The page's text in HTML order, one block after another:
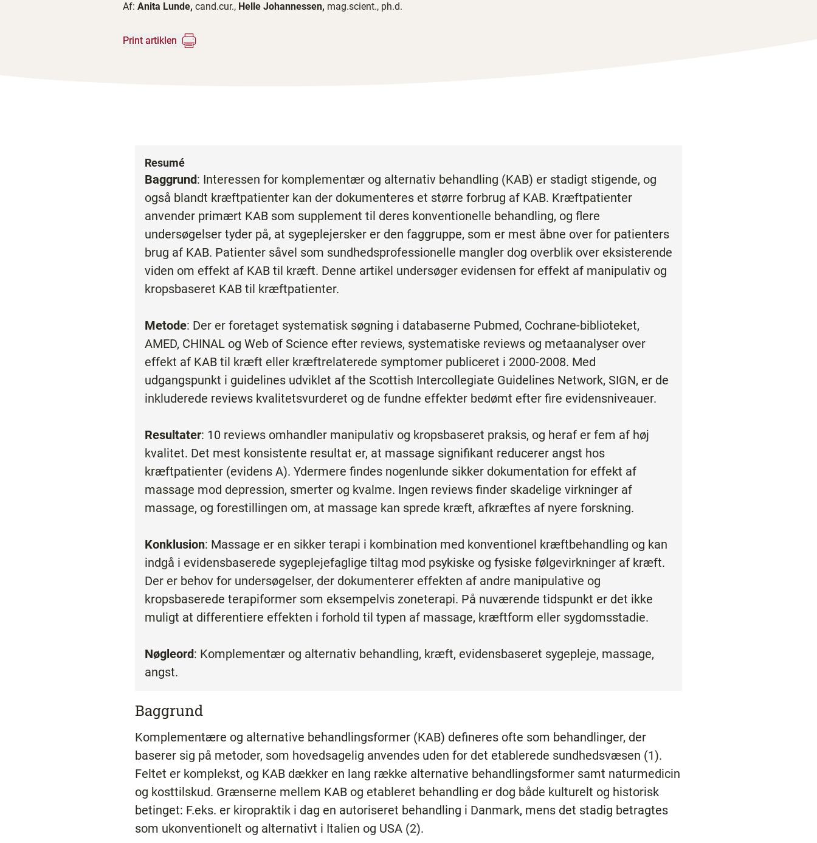
Af: Anita Lunde, cand.cur., Helle Johannessen, mag.scient., ph.d.
Print artiklen
Resumé
Baggrund: Interessen for komplementær og alternativ behandling (KAB) er stadigt stigende, og
også blandt kræftpatienter kan der dokumenteres et større forbrug af KAB. Kræftpatienter
anvender primært KAB som supplement til deres konventionelle behandling, og flere
undersøgelser tyder på, at sygeplejersker er den faggruppe, som er mest åbne over for patienters
brug af KAB. Patienter såvel som sundhedsprofessionelle mangler dog overblik over eksisterende
viden om effekt af KAB til kræft. Denne artikel undersøger evidensen for effekt af manipulativ og
kropsbaseret KAB til kræftpatienter.
Metode: Der er foretaget systematisk søgning i databaserne Pubmed, Cochrane-biblioteket,
AMED, CHINAL og Web of Science efter reviews, systematiske reviews og metaanalyser over
effekt af KAB til kræft eller kræftrelaterede symptomer publiceret i 2000-2008. Med
udgangspunkt i guidelines udviklet af the Scottish Intercollegiate Guidelines Network, SIGN, er de
inkluderede reviews kvalitetsvurderet og de fundne effekter bedømt efter fire evidensniveauer.
Resultater: 10 reviews omhandler manipulativ og kropsbaseret praksis, og heraf er fem af høj
kvalitet. Det mest konsistente resultat er, at massage signifikant reducerer angst hos
kræftpatienter (evidens A). Ydermere findes nogenlunde sikker dokumentation for effekt af
massage mod depression, smerter og kvalme. Ingen reviews finder skadelige virkninger af
massage, og forestillingen om, at massage kan sprede kræft, afkræftes af nyere forskning.
Konklusion: Massage er en sikker terapi i kombination med konventionel kræftbehandling og kan
indgå i evidensbaserede sygeplejefaglige tiltag mod psykiske og fysiske følgevirkninger af kræft.
Der er behov for undersøgelser, der dokumenterer effekten af andre manipulative og
kropsbaserede terapiformer som eksempelvis zoneterapi. På nuværende tidspunkt er det ikke
muligt at differentiere effekten i forhold til typen af massage, kræftform eller sygdomsstadie.
Nøgleord: Komplementær og alternativ behandling, kræft, evidensbaseret sygepleje, massage,
angst.
Baggrund
Komplementære og alternative behandlingsformer (KAB) defineres ofte som behandlinger, der
baserer sig på metoder, som hovedsagelig anvendes uden for det etablerede sundhedsvæsen (1).
Feltet er komplekst, og KAB dækker en lang række alternative behandlingsformer samt naturmedicin
og kosttilskud. Grænserne mellem KAB og etableret behandling er dog både kulturelt og historisk
betinget: F.eks. er kiropraktik i dag en autoriseret behandling i Danmark, mens det stadig betragtes
som ukonventionelt og alternativt i Italien og USA (2).